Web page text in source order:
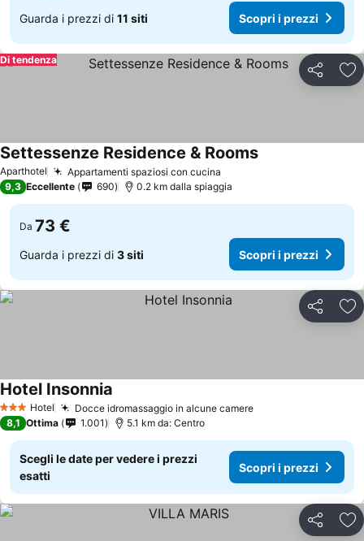
Guarda i prezzi di 11 siti Scopri i prezzi
Condividi
Di tendenza
Aparthotel Appartamenti spaziosi con cucina
Settessenze Residence & Rooms
9,3 Eccellente 690 0.2 km dalla spiaggia
Da 73 €
Guarda i prezzi di 3 siti Scopri i prezzi
Condividi
3 StelleHotel Docce idromassaggio in alcune camere
Hotel Insonnia
8,1 Ottima 1.001 5.1 km da: Centro
Scegli le date per vedere i prezzi
esatti
Scopri i prezzi
Condividi